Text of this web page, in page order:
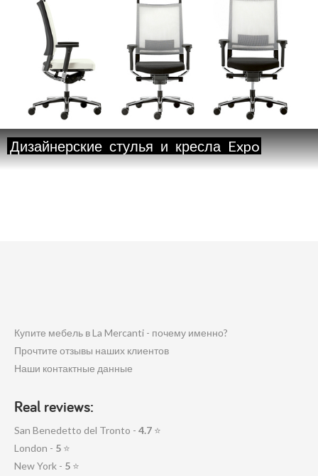
Дизайнерские стулья и кресла Expo
Купите мебель в La Mercanti - почему именно?
Прочтите отзывы наших клиентов
Наши контактные данные
Real reviews:
San Benedetto del Tronto - 4.7 ⭐
London - 5 ⭐
New York - 5 ⭐